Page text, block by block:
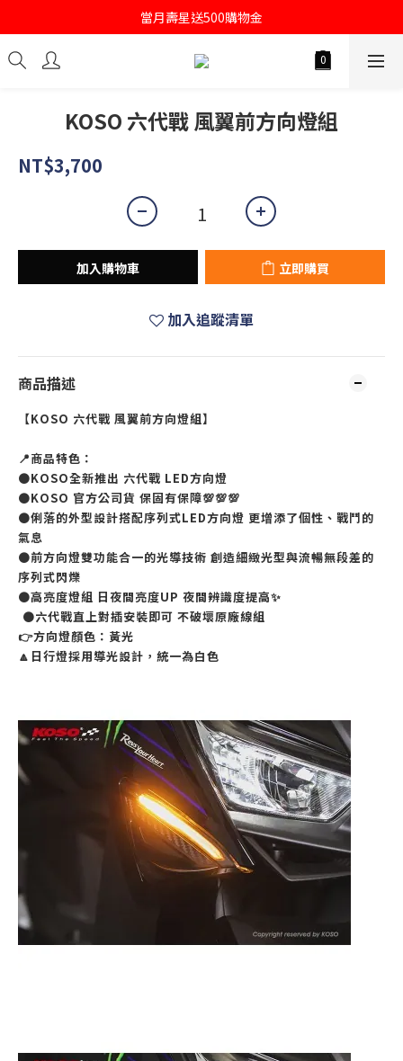
註冊會員即送購物金100
當月壽星送500購物金
註冊會員即送購物金100
KOSO 六代戰 風翼前方向燈組
NT$3,700
加入購物車 立即購買
加入追蹤清單
商品描述
【KOSO 六代戰 風翼前方向燈組】
📍商品特色：
●KOSO全新推出 六代戰 LED方向燈
●KOSO 官方公司貨 保固有保障💯💯💯
●俐落的外型設計搭配序列式LED方向燈 更增添了個性、戰鬥的
氣息
●前方向燈雙功能合一的光導技術 創造細緻光型與流暢無段差的
序列式閃爍
●高亮度燈組 日夜間亮度UP 夜間辨識度提高✨
⁡ ●六代戰直上對插安裝即可 不破壞原廠線組
👉方向燈顏色：黃光
🔼日行燈採用導光設計，統一為白色